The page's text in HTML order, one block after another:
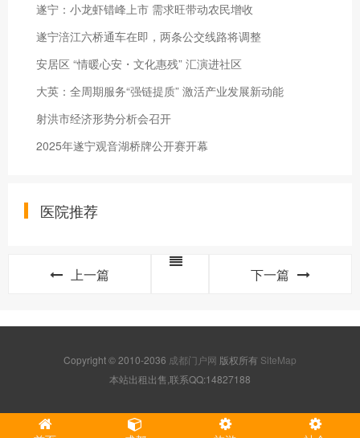
遂宁：小龙虾错峰上市 需求旺带动农民增收
遂宁涪江六桥通车在即，两条公交线路将调整
安居区 “情暖心安・文化惠残” 汇演进社区
大英：全周期服务“强链提质” 激活产业发展新动能
射洪市经济形势分析会召开
2025年遂宁观音湖桥牌公开赛开幕
医院推荐
上一篇 下一篇
Copyright © 2010-2036 成都门户网 版权所有 SiteMap
本站出租出售,联系QQ:14827188